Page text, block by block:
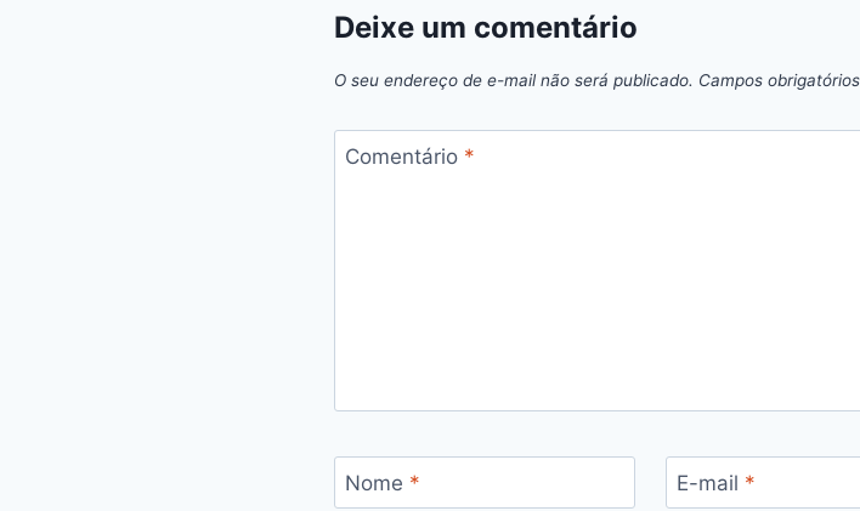
Deixe um comentário
O seu endereço de e-mail não será publicado. Campos
Comentário *
Nome * E-mail *